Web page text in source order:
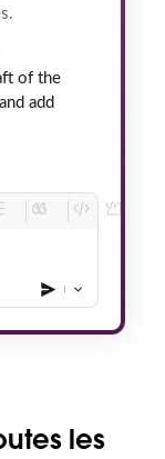
of the
add
les